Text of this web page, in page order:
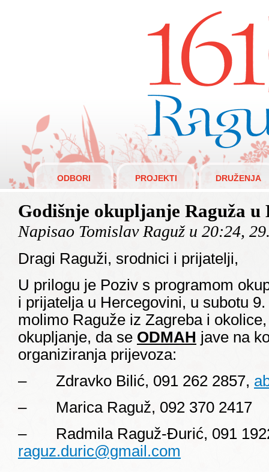
Raguži 1610.
ODBORI PROJEKTI DRUŽENJA
Godišnje okupljanje Raguža u
Napisao Tomislav Raguž u 20:24,
Dragi Raguži, srodnici i prijatelji,
U prilogu je Poziv s programom
i prijatelja u Hercegovini, u subotu
molimo Raguže iz Zagreba i
okupljanje, da se ODMAH jave na
organiziranja prijevoza:
– Zdravko Bilić, 091 262 2857,
– Marica Raguž, 092 370 2417
– Radmila Raguž-Đurić, 091
raguz.duric@gmail.com